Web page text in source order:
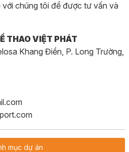
với chúng tôi để được tư vấn và
THAO VIỆT PHÁT
Khang Điền, P. Long Trường,
mục dự án